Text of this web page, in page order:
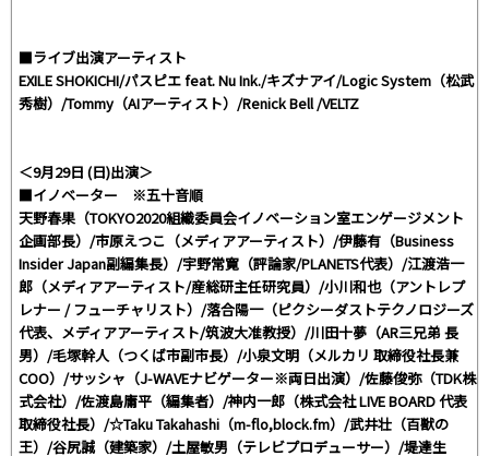
■ライブ出演アーティスト
EXILE SHOKICHI/パスピエ feat. Nu Ink./キズナアイ/Logic System（松武
秀樹）/Tommy（AIアーティスト）/Renick Bell /VELTZ
＜9月29日 (日)出演＞
■イノベーター ※五十音順
天野春果（TOKYO2020組織委員会イノベーション室エンゲージメント
企画部長）/市原えつこ（メディアアーティスト）/伊藤有（Business
Insider Japan副編集長）/宇野常寛（評論家/PLANETS代表）/江渡浩一
郎（メディアアーティスト/産総研主任研究員）/小川和也（アントレプ
レナー / フューチャリスト）/落合陽一（ピクシーダストテクノロジーズ
代表、メディアアーティスト/筑波大准教授）/川田十夢（AR三兄弟 長
男）/毛塚幹人（つくば市副市長）/小泉文明（メルカリ 取締役社長兼
COO）/サッシャ（J-WAVEナビゲーター※両日出演）/佐藤俊弥（TDK株
式会社）/佐渡島庸平（編集者）/神内一郎（株式会社 LIVE BOARD 代表
取締役社長）/☆Taku Takahashi（m-flo,block.fm）/武井壮（百獣の
王）/谷尻誠（建築家）/土屋敏男（テレビプロデューサー）/堤達生